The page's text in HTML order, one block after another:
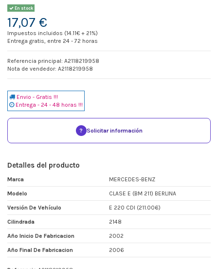
En stock
17,07 €
Impuestos incluidos (14.11€ + 21%)
Entrega gratis, entre 24 - 72 horas
Referencia principal: A2118219958
Nota de vendedor: A2118219958
Envio - Gratis !!!
Entrega - 24 - 48 horas !!!
? Solicitar información
Detalles del producto
Marca MERCEDES-BENZ
Modelo CLASE E (BM 211) BERLINA
Versión De Vehículo E 220 CDI (211.006)
Cilindrada 2148
Año Inicio De Fabricacion 2002
Año Final De Fabricacion 2006